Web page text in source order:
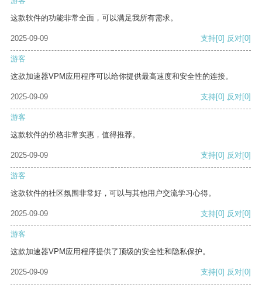
这款软件的功能非常全面，可以满足我所有需求。
2025-09-09 支持[0] 反对[0]
游客
这款加速器VPM应用程序可以给你提供最高速度和安全性的连接。
2025-09-09 支持[0] 反对[0]
游客
这款软件的价格非常实惠，值得推荐。
2025-09-09 支持[0] 反对[0]
游客
这款软件的社区氛围非常好，可以与其他用户交流学习心得。
2025-09-09 支持[0] 反对[0]
游客
这款加速器VPM应用程序提供了顶级的安全性和隐私保护。
2025-09-09 支持[0] 反对[0]